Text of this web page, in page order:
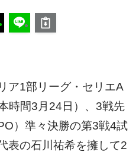
ア1部リーグ・セリエA
時間3月24日）、3戦先
）準々決勝の第3戦4試
表の石川祐希を擁して2